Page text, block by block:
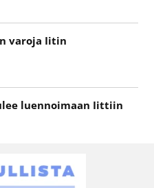
varoja Iitin
luennoimaan Iittiin